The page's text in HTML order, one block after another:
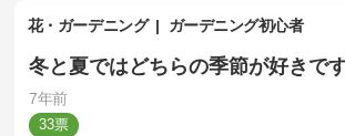
花・ガーデニング ガーデニング初心者
冬と夏ではどちらの季節が好きで
7年前
33